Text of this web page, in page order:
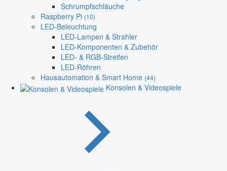
Schrumpfschläuche
Raspberry Pi (10)
LED-Beleuchtung
LED-Lampen & Strahler
LED-Komponenten & Zubehör
LED- & RGB-Streifen
LED-Röhren
Hausautomation & Smart Home (44)
Konsolen & Videospiele